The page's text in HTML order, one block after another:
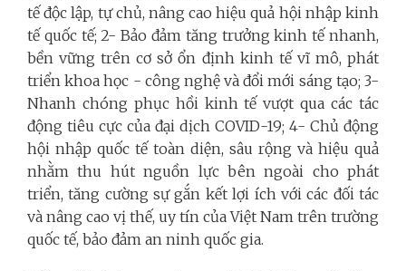
tế độc lập, tự chủ, nâng cao hiệu quả hội nhập kinh
tế quốc tế; 2- Bảo đảm tăng trưởng kinh tế nhanh,
bền vững trên cơ sở ổn định kinh tế vĩ mô, phát
triển khoa học - công nghệ và đổi mới sáng tạo; 3-
Nhanh chóng phục hồi kinh tế vượt qua các tác
động tiêu cực của đại dịch COVID-19; 4- Chủ động
hội nhập quốc tế toàn diện, sâu rộng và hiệu quả
nhằm thu hút nguồn lực bên ngoài cho phát
triển, tăng cường sự gắn kết lợi ích với các đối tác
và nâng cao vị thế, uy tín của Việt Nam trên trường
quốc tế, bảo đảm an ninh quốc gia.